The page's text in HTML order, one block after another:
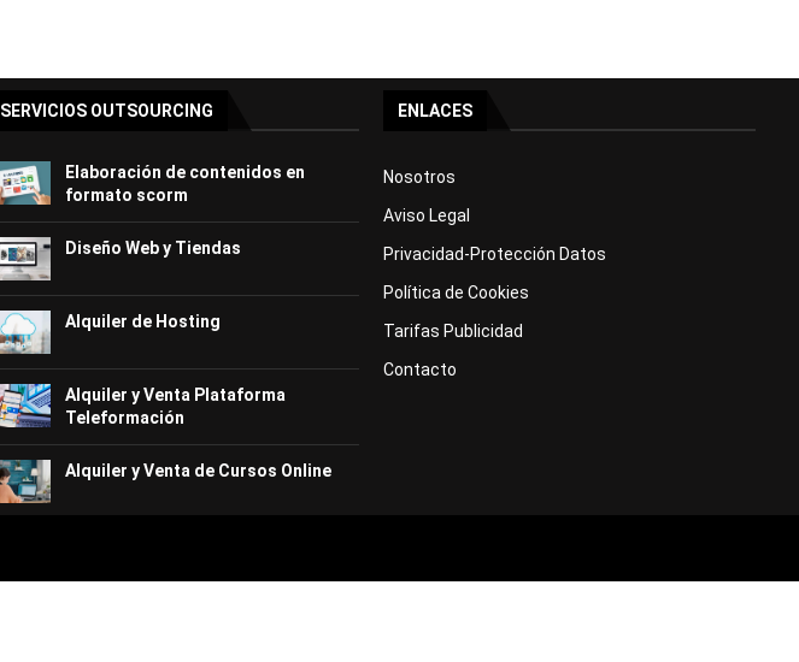
SERVICIOS OUTSOURCING
Elaboración de contenidos en
formato scorm
Diseño Web y Tiendas
Alquiler de Hosting
Alquiler y Venta Plataforma
Teleformación
Alquiler y Venta de Cursos Online
ENLACES
Nosotros
Aviso Legal
Privacidad-Protección Datos
Política de Cookies
Tarifas Publicidad
Contacto